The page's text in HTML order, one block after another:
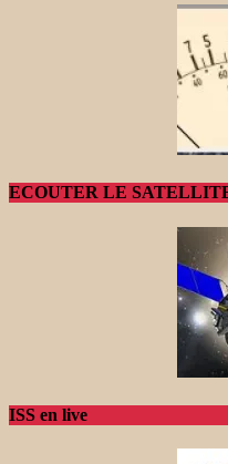
ECOUTER LE
ISS en live